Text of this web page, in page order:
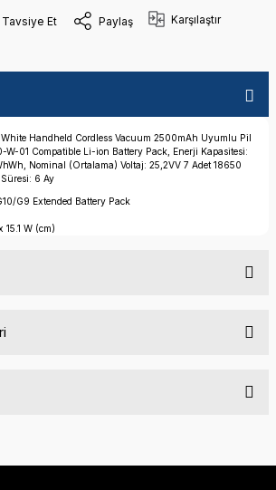
Tavsiye Et Paylaş Karşılaştır
Handheld Cordless Vacuum 2500mAh Uyumlu Pil
W-01 Compatible Li-ion Battery Pack, Enerji Kapasitesi:
Nominal (Ortalama) Voltaj: 25,2VV 7 Adet 18650
6 Ay
G9 Extended Battery Pack
W (cm)